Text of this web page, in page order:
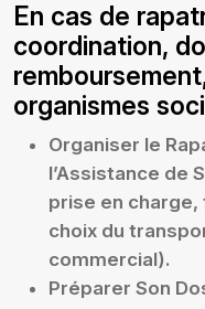
En cas de
coordination,
organismes
Organiser le
l’Assistance de
prise en
choix du
commercial).
Préparer Son